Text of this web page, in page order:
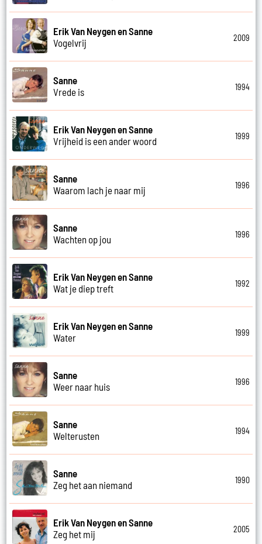
Erik Van Neygen en Sanne
Vogelvrij
2009
Sanne
Vrede is
1994
Erik Van Neygen en Sanne
Vrijheid is een ander woord
1999
Sanne
Waarom lach je naar mij
1996
Sanne
Wachten op jou
1996
Erik Van Neygen en Sanne
Wat je diep treft
1992
Erik Van Neygen en Sanne
Water
1999
Sanne
Weer naar huis
1996
Sanne
Welterusten
1994
Sanne
Zeg het aan niemand
1990
Erik Van Neygen en Sanne
Zeg het mij
2005